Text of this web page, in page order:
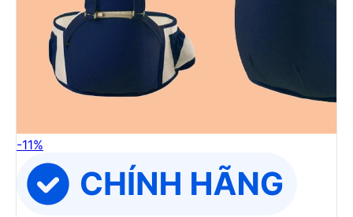
-11%